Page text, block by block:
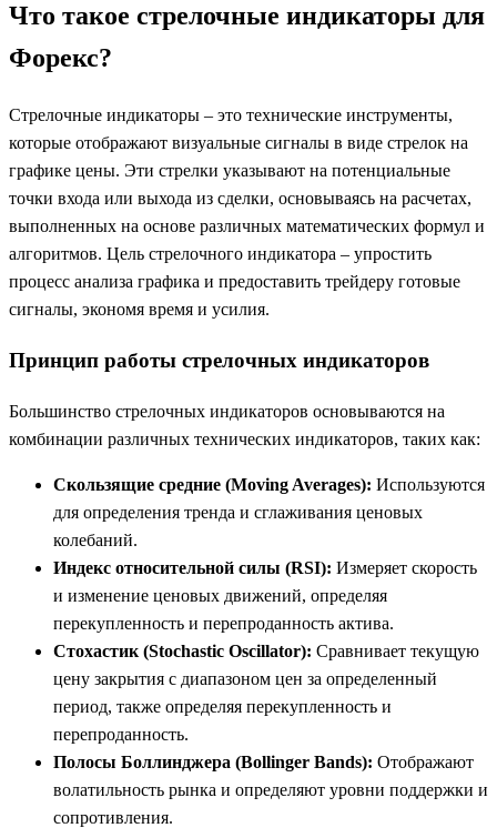
Что такое стрелочные индикаторы для
Форекс?
Стрелочные индикаторы – это технические инструменты,
которые отображают визуальные сигналы в виде стрелок на
графике цены. Эти стрелки указывают на потенциальные
точки входа или выхода из сделки, основываясь на расчетах,
выполненных на основе различных математических формул и
алгоритмов. Цель стрелочного индикатора – упростить
процесс анализа графика и предоставить трейдеру готовые
сигналы, экономя время и усилия.
Принцип работы стрелочных индикаторов
Большинство стрелочных индикаторов основываются на
комбинации различных технических индикаторов, таких как:
Скользящие средние (Moving Averages): Используются
для определения тренда и сглаживания ценовых
колебаний.
Индекс относительной силы (RSI): Измеряет скорость
и изменение ценовых движений, определяя
перекупленность и перепроданность актива.
Стохастик (Stochastic Oscillator): Сравнивает текущую
цену закрытия с диапазоном цен за определенный
период, также определяя перекупленность и
перепроданность.
Полосы Боллинджера (Bollinger Bands): Отображают
волатильность рынка и определяют уровни поддержки и
сопротивления.